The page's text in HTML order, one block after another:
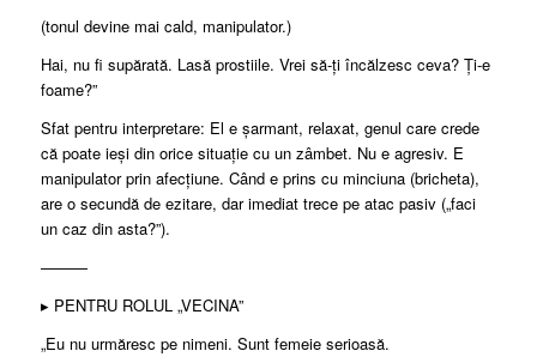
(tonul devine mai cald, manipulator.)
Hai, nu fi supărată. Lasă prostiile. Vrei să-ți încălzesc ceva? Ți-e
foame?”
Sfat pentru interpretare: El e șarmant, relaxat, genul care crede
că poate ieși din orice situație cu un zâmbet. Nu e agresiv. E
manipulator prin afecțiune. Când e prins cu minciuna (bricheta),
are o secundă de ezitare, dar imediat trece pe atac pasiv („faci
un caz din asta?”).
———
▸ PENTRU ROLUL „VECINA”
„Eu nu urmăresc pe nimeni. Sunt femeie serioasă.